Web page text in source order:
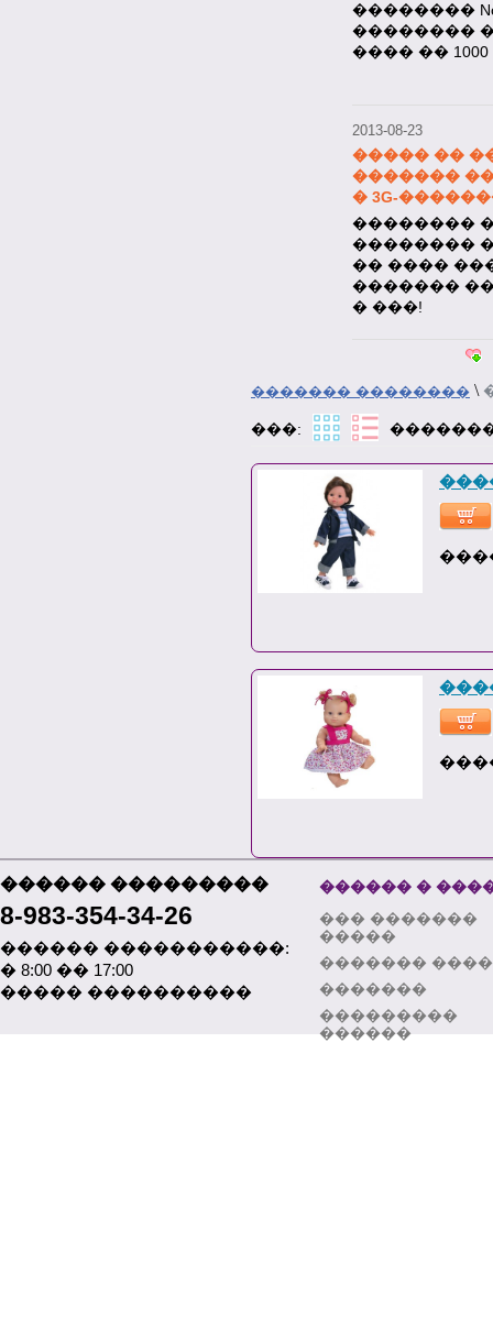
��������
��������
���� ��
2013-08-23
����� ��
�������
� 3G-
��������
��������
�� ����
�������
� ���!
������� �������� \
���:
������ ���������
8-983-354-34-26
������ �����������:
� 8:00 �� 17:00
����� ����������
������ �
��� �������
�����
�������
�������
���������
������